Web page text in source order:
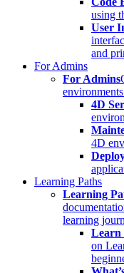
using
User
and
For Admins
For Admins
4D
4D
Learning Paths
Learning
learning
Learn
on